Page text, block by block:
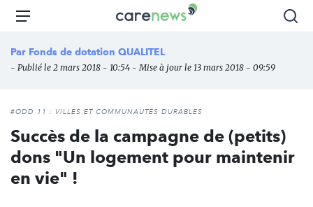
Aller
principal
Carenews,
média
des
l'engagement
Menu
Par Fonds de dotation QUALITEL
- Publié le 2 mars 2018 - 10:54 - Mise à jour le 13 mars 2018 - 09:59
#ODD 11 : VILLES ET COMMUNAUTÉS DURABLES
Succès de la campagne de (petits)
dons "Un logement pour maintenir
en vie" !